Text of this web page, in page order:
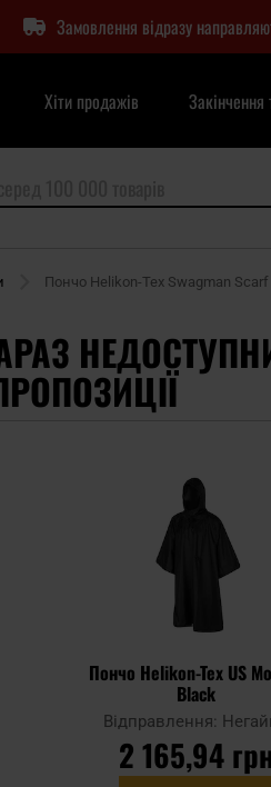
Замовлення відразу
Хіти продажів Закінчення
Пончо Helikon-Tex Swagman Scarf
Пончо Helikon-Tex US
Black
Відправлення:
2 165,94